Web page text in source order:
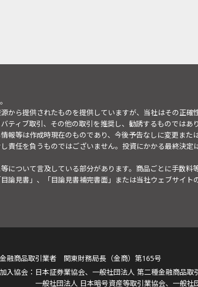
から提供されたものを提供していますが、当社はその正
ティブ取引、その他の取引を推奨し、勧誘するものではあ
報等は作成時現在のものであり、今後予告なしに変更また
責任を負うものではございません。投資にかかる最終決
について言及している部分があります。商品ごとに手数料
論見書」、「目論見書補完書面」または当社ウェブサイト
金融商品取引業者 関東財務局長（金商）第165号
日本証券業協会、一般社団法人 第二種金融商品取
一般社団法人 日本暗号資産等取引業協会、一般社